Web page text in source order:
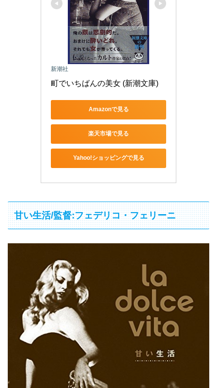
新潮社
町でいちばんの美女 (新潮文庫)
Amazonで見る
楽天市場で見る
Yahoo!ショッピングで見る
甘い生活/監督:フェデリコ・フェリーニ